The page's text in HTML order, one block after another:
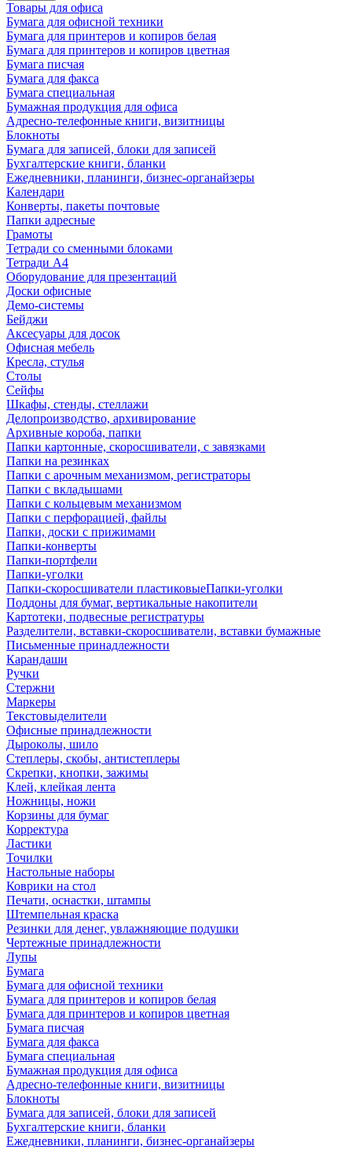
Товары для офиса
Бумага для офисной техники
Бумага для принтеров и копиров белая
Бумага для принтеров и копиров цветная
Бумага писчая
Бумага для факса
Бумага специальная
Бумажная продукция для офиса
Адресно-телефонные книги, визитницы
Блокноты
Бумага для записей, блоки для записей
Бухгалтерские книги, бланки
Ежедневники, планинги, бизнес-органайзеры
Календари
Конверты, пакеты почтовые
Папки адресные
Грамоты
Тетради со сменными блоками
Тетради А4
Оборудование для презентаций
Доски офисные
Демо-системы
Бейджи
Аксесуары для досок
Офисная мебель
Кресла, стулья
Столы
Сейфы
Шкафы, стенды, стеллажи
Делопроизводство, архивирование
Архивные короба, папки
Папки картонные, скоросшиватели, с завязками
Папки на резинках
Папки с арочным механизмом, регистраторы
Папки с вкладышами
Папки с кольцевым механизмом
Папки с перфорацией, файлы
Папки, доски с прижимами
Папки-конверты
Папки-портфели
Папки-уголки
Папки-скоросшиватели пластиковыеПапки-уголки
Поддоны для бумаг, вертикальные накопители
Картотеки, подвесные регистратуры
Разделители, вставки-скоросшиватели, вставки бумажные
Письменные принадлежности
Карандаши
Ручки
Стержни
Маркеры
Текстовыделители
Офисные принадлежности
Дыроколы, шило
Степлеры, скобы, антистеплеры
Скрепки, кнопки, зажимы
Клей, клейкая лента
Ножницы, ножи
Корзины для бумаг
Корректура
Ластики
Точилки
Настольные наборы
Коврики на стол
Печати, оснастки, штампы
Штемпельная краска
Резинки для денег, увлажняющие подушки
Чертежные принадлежности
Лупы
Бумага
Бумага для офисной техники
Бумага для принтеров и копиров белая
Бумага для принтеров и копиров цветная
Бумага писчая
Бумага для факса
Бумага специальная
Бумажная продукция для офиса
Адресно-телефонные книги, визитницы
Блокноты
Бумага для записей, блоки для записей
Бухгалтерские книги, бланки
Ежедневники, планинги, бизнес-органайзеры